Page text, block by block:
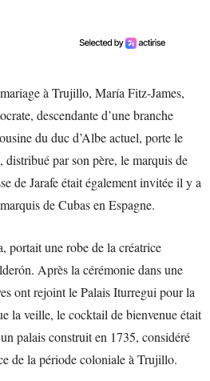
à Trujillo, María Fitz-James,
descendante d’une branche
du duc d’Albe actuel, porte le
distribué par son père, le marquis de
de Jarafe était également invitée il y a
de Cubas en Espagne.
portait une robe de la créatrice
Après la cérémonie dans une
ont rejoint le Palais Iturregui pour la
la veille, le cocktail de bienvenue était
palais construit en 1735, considéré
de la période coloniale à Trujillo.